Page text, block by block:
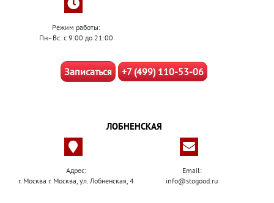
Режим работы:
Пн–Вс: с 9:00 до 21:00
Записаться +7 (499) 110-53-06
ЛОБНЕНСКАЯ
Адрес:
г. Москва г. Москва, ул. Лобненская, 4
Email:
info@stogood.ru